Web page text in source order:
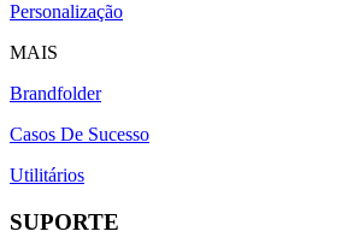
Personalização
MAIS
Brandfolder
Casos De Sucesso
Utilitários
SUPORTE